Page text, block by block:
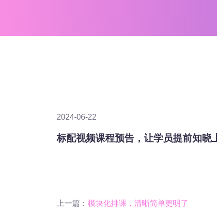
2024-06-22
标配视频课程预告，让学员提前知晓
上一篇： 模块化排课，清晰简单更明了